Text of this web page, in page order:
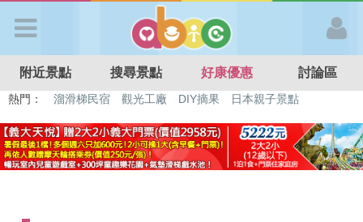
APP登入
首 頁
附近景點 搜尋景點 好康優惠 討論區
熱門： 特色遊戲場 親子住房優惠 台北親子餐廳
溫泉泡湯SPA